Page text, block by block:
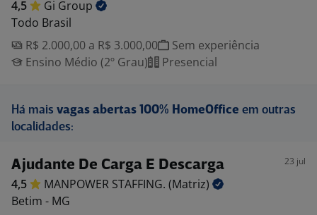
4,5 Gi Group
Todo Brasil
R$ 2.000,00 a R$ 3.000,00
Sem experiência
Ensino Médio (2º Grau)
Presencial
Há mais vagas abertas 100% HomeOffice em outras
localidades:
Ajudante De Carga E Descarga 23 jul
4,5 MANPOWER STAFFING. (Matriz)
Betim - MG